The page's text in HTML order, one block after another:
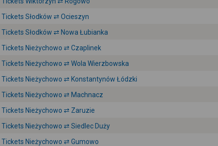
Tickets Słodków ⇄ Ocieszyn
Tickets Słodków ⇄ Nowa Łubianka
Tickets Nieżychowo ⇄ Czaplinek
Tickets Nieżychowo ⇄ Wola Wierzbowska
Tickets Nieżychowo ⇄ Konstantynów Łódzki
Tickets Nieżychowo ⇄ Machnacz
Tickets Nieżychowo ⇄ Zaruzie
Tickets Nieżychowo ⇄ Siedlec Duży
Tickets Nieżychowo ⇄ Gumowo